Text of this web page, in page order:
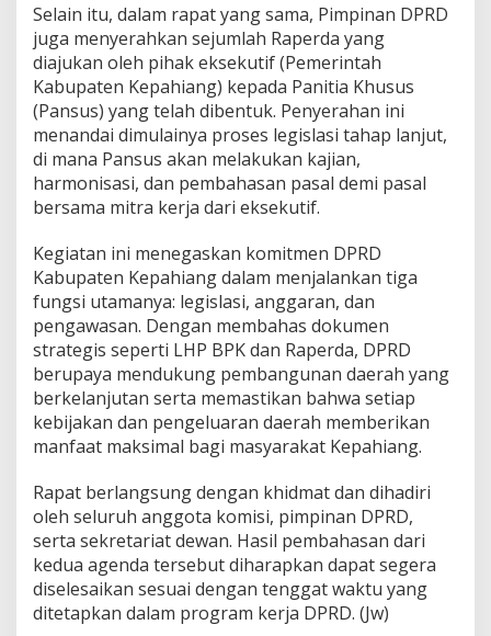
Selain itu, dalam rapat yang sama, Pimpinan DPRD
juga menyerahkan sejumlah Raperda yang
diajukan oleh pihak eksekutif (Pemerintah
Kabupaten Kepahiang) kepada Panitia Khusus
(Pansus) yang telah dibentuk. Penyerahan ini
menandai dimulainya proses legislasi tahap lanjut,
di mana Pansus akan melakukan kajian,
harmonisasi, dan pembahasan pasal demi pasal
bersama mitra kerja dari eksekutif.
Kegiatan ini menegaskan komitmen DPRD
Kabupaten Kepahiang dalam menjalankan tiga
fungsi utamanya: legislasi, anggaran, dan
pengawasan. Dengan membahas dokumen
strategis seperti LHP BPK dan Raperda, DPRD
berupaya mendukung pembangunan daerah yang
berkelanjutan serta memastikan bahwa setiap
kebijakan dan pengeluaran daerah memberikan
manfaat maksimal bagi masyarakat Kepahiang.
Rapat berlangsung dengan khidmat dan dihadiri
oleh seluruh anggota komisi, pimpinan DPRD,
serta sekretariat dewan. Hasil pembahasan dari
kedua agenda tersebut diharapkan dapat segera
diselesaikan sesuai dengan tenggat waktu yang
ditetapkan dalam program kerja DPRD. (Jw)